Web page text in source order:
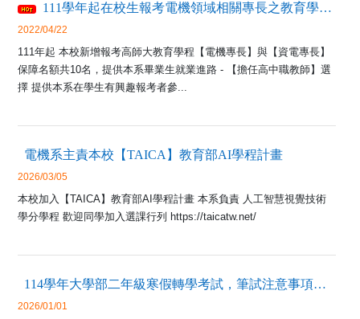
111學年起在校生報考電機領域相關專長之教育學程-保障名額10名
2022/04/22
111年起 本校新增報考高師大教育學程【電機專長】與【資電專長】
保障名額共10名，提供本系畢業生就業進路 - 【擔任高中職教師】選
擇 提供本系在學生有興趣報考者參...
電機系主責本校【TAICA】教育部AI學程計畫
2026/03/05
本校加入【TAICA】教育部AI學程計畫 本系負責 人工智慧視覺技術
學分學程 歡迎同學加入選課行列 https://taicatw.net/
114學年大學部二年級寒假轉學考試，筆試注意事項及時間表
2026/01/01